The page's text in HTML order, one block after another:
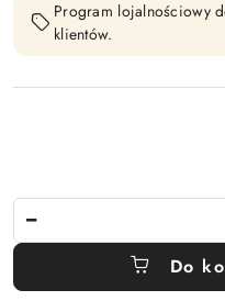
Program lojalnościowy
klientów.
Do